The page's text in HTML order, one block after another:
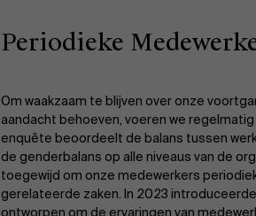
Periodieke
Om waakzaam te blijven over onze
aandacht behoeven, voeren we
enquête beoordeelt de balans tussen
de genderbalans op alle niveaus van de
toegewijd om onze medewerkers
gerelateerde zaken. In 2023
ontworpen om de ervaringen van